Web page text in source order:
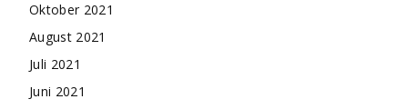
Oktober 2021
August 2021
Juli 2021
Juni 2021